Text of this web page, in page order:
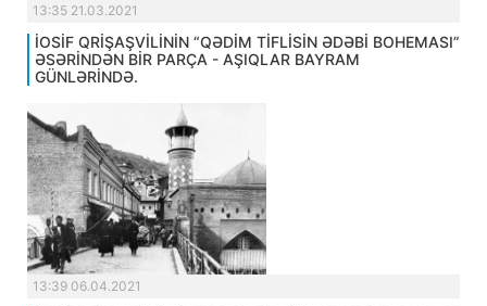
13:35 21.03.2021
İOSİF QRİŞAŞVİLİNİN “QƏDİM TİFLİSİN ƏDƏBİ BOHEMASI”
ƏSƏRİNDƏN BİR PARÇA - AŞIQLAR BAYRAM
GÜNLƏRİNDƏ.
13:39 06.04.2021